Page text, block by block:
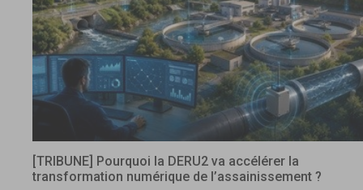
[TRIBUNE] Pourquoi la DERU2 va accélérer la
transformation numérique de l’assainissement ?